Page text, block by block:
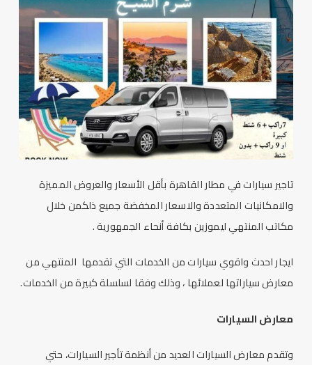
تاجير سيارات في مطار القاهرة بأقل الأسعار والعروض المميزة
والامكانيات المتعددة والاسعار المخفضة جميع ذلكمن خلال
مكاتبالمنتهي ليموزينبكافة أنحاء الجمهورية .
ايجار احدث واقوي سيارات من الخدمات التي تقدمها المنتهي من
معارض سياراتها لعملائها ، وذلك وفقا لسلسلة كبيرة من الخدمات.
معارض السيارات
وتقدم معارض السيارات العديد من أنظمة تأجير السيارات، حتي